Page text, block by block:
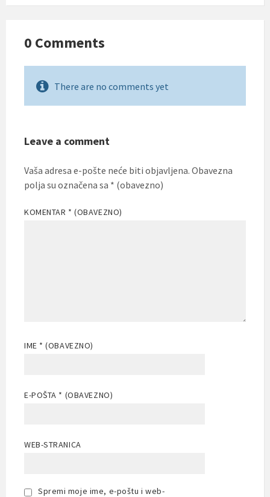
0 Comments
There are no comments yet
Leave a comment
Vaša adresa e-pošte neće biti objavljena. Obavezna
polja su označena sa * (obavezno)
KOMENTAR * (OBAVEZNO)
IME * (OBAVEZNO)
E-POŠTA * (OBAVEZNO)
WEB-STRANICA
Spremi moje ime, e-poštu i web-